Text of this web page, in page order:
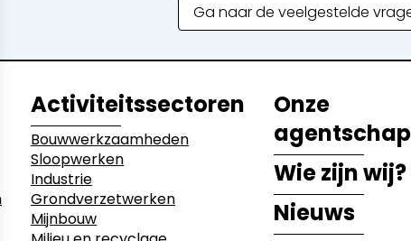
Ga naar de veelgestelde
Activiteitssectoren
Bouwwerkzaamheden
Sloopwerken
Industrie
Grondverzetwerken
Mijnbouw
Onze
Wie zijn wij?
Nieuws